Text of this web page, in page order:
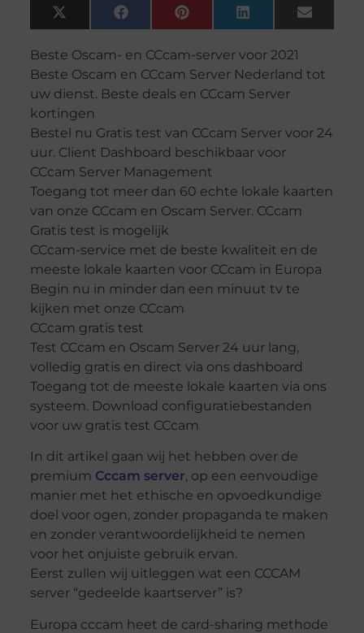
X
(Twitter)
FacebookPinterest LinkedIn Email
Beste Oscam- en CCcam-server voor 2021
Beste Oscam en CCcam Server Nederland tot
uw dienst. Beste deals en CCcam Server
kortingen
Bestel nu Gratis test van CCcam Server voor 24
uur. Client Dashboard beschikbaar voor
CCcam Server Management
Toegang tot meer dan 60 echte lokale kaarten
van onze CCcam en Oscam Server. CCcam
Gratis test is mogelijk
CCcam-service met de beste kwaliteit en de
meeste lokale kaarten voor CCcam in Europa
Begin nu in minder dan een minuut tv te
kijken met onze CCcam
CCcam gratis test
Test CCcam en Oscam Server 24 uur lang,
volledig gratis en direct via ons dashboard
Toegang tot de meeste lokale kaarten via ons
systeem. Download configuratiebestanden
voor uw gratis test CCcam
In dit artikel gaan wij het hebben over de
premium Cccam server, op een eenvoudige
manier met het ethische en opvoedkundige
doel voor ogen, zonder propaganda te maken
en zonder verantwoordelijkheid te nemen
voor het onjuiste gebruik ervan.
Eerst zullen wij uitleggen wat een CCCAM
server “gedeelde kaartserver” is?
Europa cccam heet de card-sharing methode